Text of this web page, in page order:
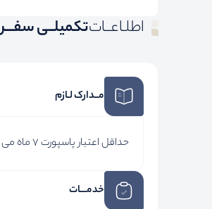
اطلـاعــاتتکمیلــی سفـــر
مــدارک لـازم
حداقل اعتبار پاسپورت 7 ماه می باشد.
خدمـــات